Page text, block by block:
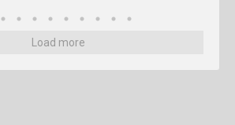
Load more